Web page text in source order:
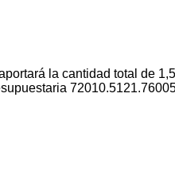
la cantidad total de